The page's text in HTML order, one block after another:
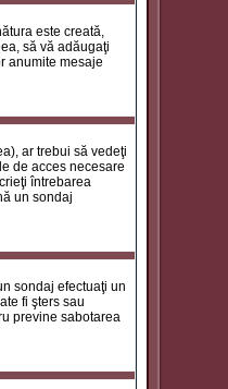
este creată,
să vă adăugaţi
anumite mesaje
ar trebui să vedeţi
de acces necesare
întrebarea
un sondaj
sondaj efectuaţi un
fi şters sau
previne sabotarea